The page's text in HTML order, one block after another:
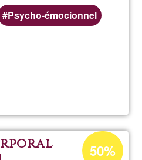
Psycho-émocionnel
Acceptance
percentage
50%